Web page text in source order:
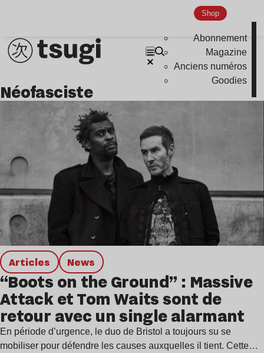
Shop
Abonnement
Magazine
Anciens numéros
Goodies
Indie
néofasciste
Articles news
“Boots on the Ground” : Massive
Attack et Tom Waits sont de
retour avec un single alarmant
En période d’urgence, le duo de Bristol a toujours su se
mobiliser pour défendre les causes auxquelles il tient. Cette…